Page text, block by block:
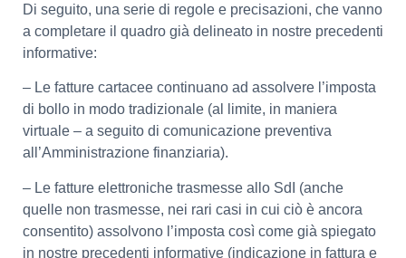
Di seguito, una serie di regole e precisazioni, che vanno
a completare il quadro già delineato in nostre precedenti
informative:
– Le fatture cartacee continuano ad assolvere l’imposta
di bollo in modo tradizionale (al limite, in maniera
virtuale – a seguito di comunicazione preventiva
all’Amministrazione finanziaria).
– Le fatture elettroniche trasmesse allo SdI (anche
quelle non trasmesse, nei rari casi in cui ciò è ancora
consentito) assolvono l’imposta così come già spiegato
in nostre precedenti informative (indicazione in fattura e